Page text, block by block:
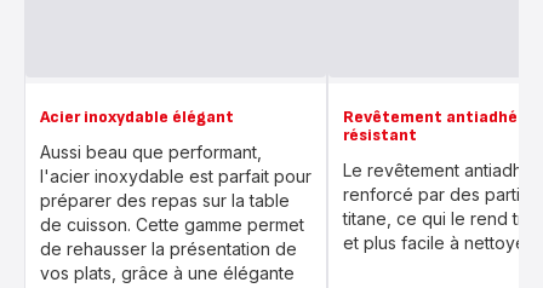
Acier inoxydable élégant
Aussi beau que performant,
l'acier inoxydable est parfait pour
préparer des repas sur la table
de cuisson. Cette gamme permet
de rehausser la présentation de
vos plats, grâce à une élégante
Revêtement antiadhésif
résistant
Le revêtement
renforcé par des
titane, ce qui le rend
et plus facile à nettoyer